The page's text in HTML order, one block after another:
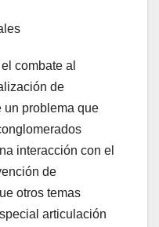
combate al
de
un problema que
interacción con el
de
otros temas
articulación